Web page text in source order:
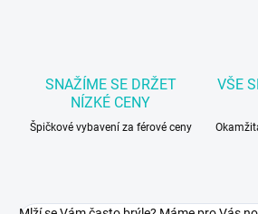
SNAŽÍME SE DRŽET
NÍZKÉ CENY
Špičkové vybavení za férové ceny
VŠE